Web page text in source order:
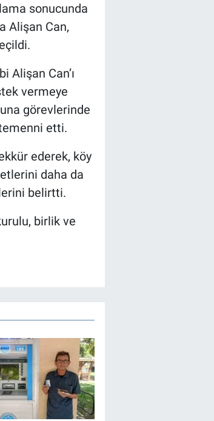
sonucunda
Alişan Can,
Alişan Can’ı
vermeye
görevlerinde
etti.
ederek, köy
daha da
belirtti.
birlik ve